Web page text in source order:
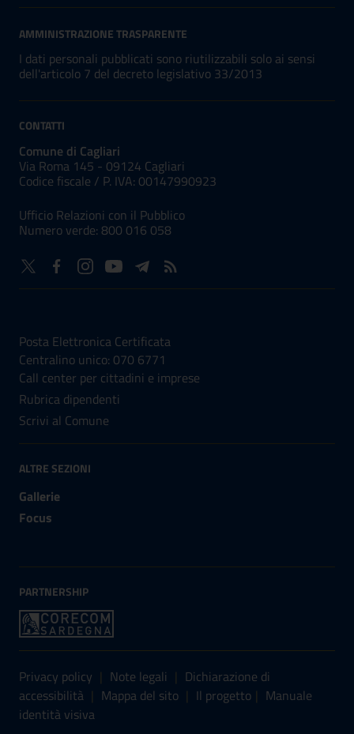
AMMINISTRAZIONE TRASPARENTE
I dati personali pubblicati sono riutilizzabili solo ai sensi
dell'articolo 7 del decreto legislativo 33/2013
CONTATTI
Comune di Cagliari
Via Roma 145 - 09124 Cagliari
Codice fiscale / P. IVA: 00147990923
Ufficio Relazioni con il Pubblico
Numero verde: 800 016 058
Posta Elettronica Certificata
Centralino unico: 070 6771
Call center per cittadini e imprese
Rubrica dipendenti
Scrivi al Comune
ALTRE SEZIONI
Gallerie
Focus
PARTNERSHIP
Sezione Link Utili
Privacy policy | Note legali | Dichiarazione di
accessibilità | Mappa del sito | Il progetto | Manuale
identità visiva